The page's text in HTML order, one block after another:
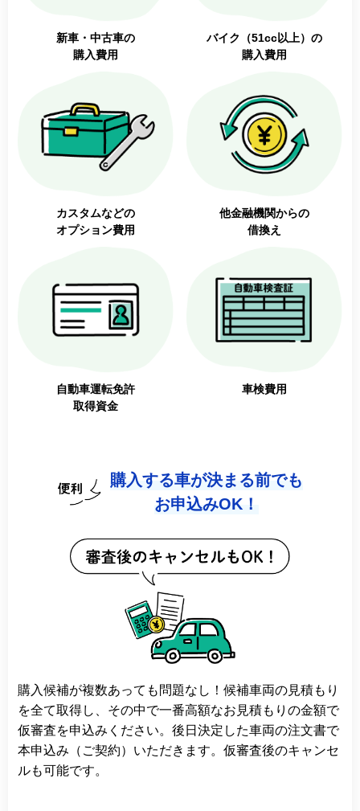
新車・中古車の
購入費用
バイク（51cc以上）の
購入費用
カスタムなどの
オプション費用
他金融機関からの
借換え
自動車運転免許
取得資金
車検費用
購入する車が決まる前でも
お申込みOK！
購入候補が複数あっても問題なし！候補車両の見積もり
を全て取得し、その中で一番高額なお見積もりの金額で
仮審査を申込みください。後日決定した車両の注文書で
本申込み（ご契約）いただきます。仮審査後のキャンセ
ルも可能です。